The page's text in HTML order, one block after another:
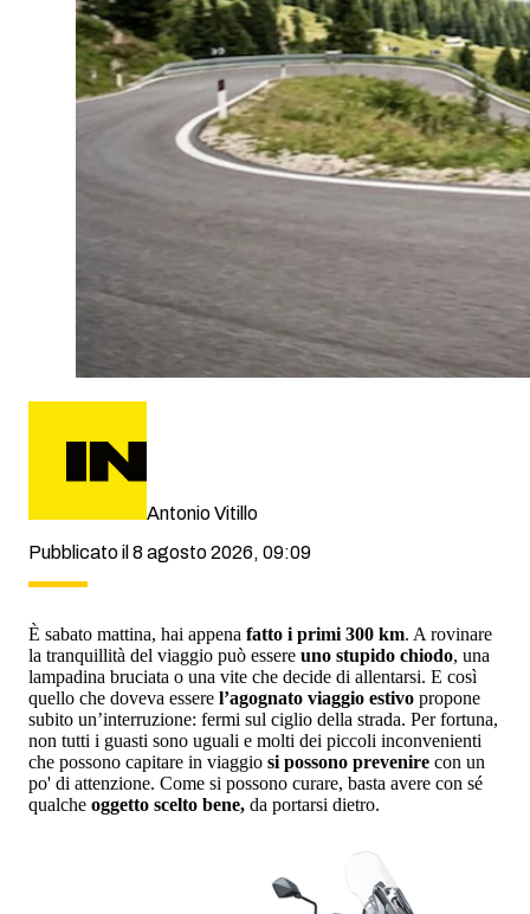
Antonio Vitillo
Pubblicato il 8 agosto 2026, 09:09
È sabato mattina, hai appena fatto i primi 300 km. A rovinare
la tranquillità del viaggio può essere uno stupido chiodo, una
lampadina bruciata o una vite che decide di allentarsi. E così
quello che doveva essere l’agognato viaggio estivo propone
subito un’interruzione: fermi sul ciglio della strada. Per fortuna,
non tutti i guasti sono uguali e molti dei piccoli inconvenienti
che possono capitare in viaggio si possono prevenire con un
po' di attenzione. Come si possono curare, basta avere con sé
qualche oggetto scelto bene, da portarsi dietro.